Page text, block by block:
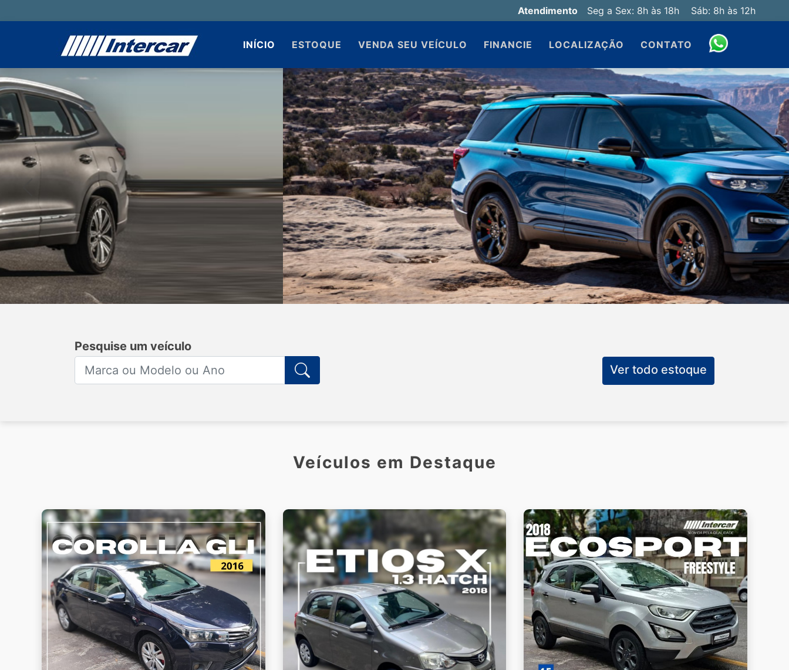
Atendimento Seg a Sex: 8h às 18h Sáb: 8h às 12h
INÍCIO ESTOQUE VENDA SEU VEÍCULO FINANCIE LOCALIZAÇÃO CONTATO
Pesquise um veículo
Ver todo estoque
Veículos em Destaque